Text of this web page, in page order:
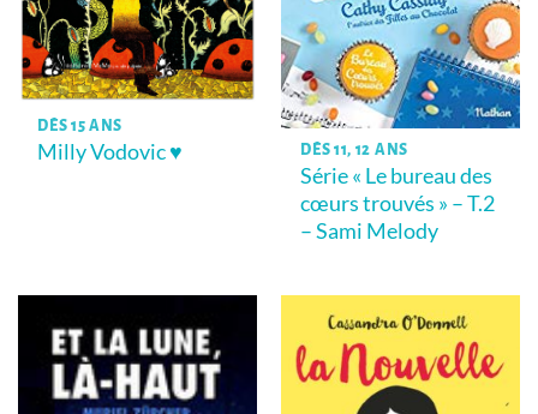
DÈS 15 ANS
Milly Vodovic ♥ DÈS 11, 12 ANS
Série « Le bureau des
cœurs trouvés » – T.2
– Sami Melody